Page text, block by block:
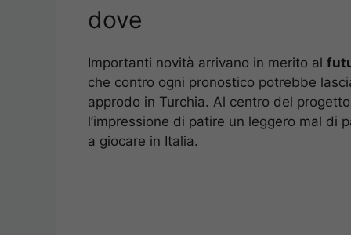
dove
Importanti novità arrivano in merito al
che contro ogni pronostico potrebbe
approdo in Turchia. Al centro del
l’impressione di patire un leggero mal di
a giocare in Italia.